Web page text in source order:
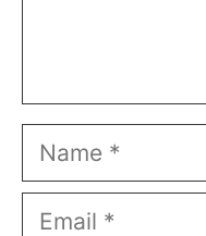
Name
Email